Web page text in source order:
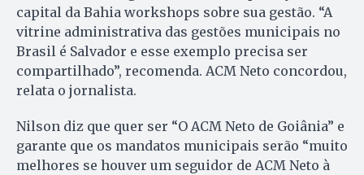
capital da Bahia workshops sobre sua gestão. “A
vitrine administrativa das gestões municipais no
Brasil é Salvador e esse exemplo precisa ser
compartilhado”, recomenda. ACM Neto concordou,
relata o jornalista.
Nilson diz que quer ser “O ACM Neto de Goiânia” e
garante que os mandatos municipais serão “muito
melhores se houver um seguidor de ACM Neto à